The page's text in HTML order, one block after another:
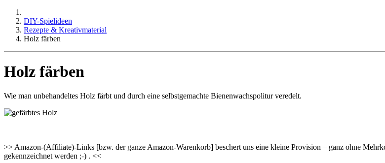
DIY-Spielideen
Rezepte & Kreativmaterial
Holz färben
Holz färben
Wie man unbehandeltes Holz färbt und durch eine selbstgemachte Bienenwachspolitur veredelt.
>> Amazon-(Affiliate)-Links [bzw. der ganze Amazon-Warenkorb] beschert uns eine kleine Provision – ganz ohne
gekennzeichnet werden ;-) . <<